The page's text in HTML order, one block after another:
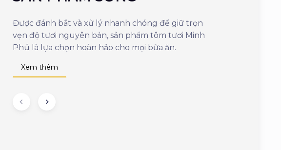
Được đánh bắt và xử lý nhanh chóng để giữ trọn
vẹn độ tươi nguyên bản, sản phẩm tôm tươi Minh
Phú là lựa chọn hoàn hảo cho mọi bữa ăn.
Xem thêm